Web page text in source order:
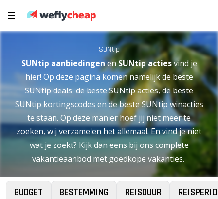
SUNtip
SUNtip aanbiedingenenSUNtip actiesvind je
hier! Op deze pagina komen namelijk de beste
SUNtip deals, de beste SUNtip acties, de beste
SUNtip kortingscodes en de beste SUNtip winacties
te staan. Op deze manier hoef jij niet meer te
zoeken, wij verzamelen het allemaal. En vind je niet
wat je zoekt? Kijk dan eens bij ons complete
vakantieaanbod met goedkope vakanties.
BUDGET BESTEMMING REISDUUR